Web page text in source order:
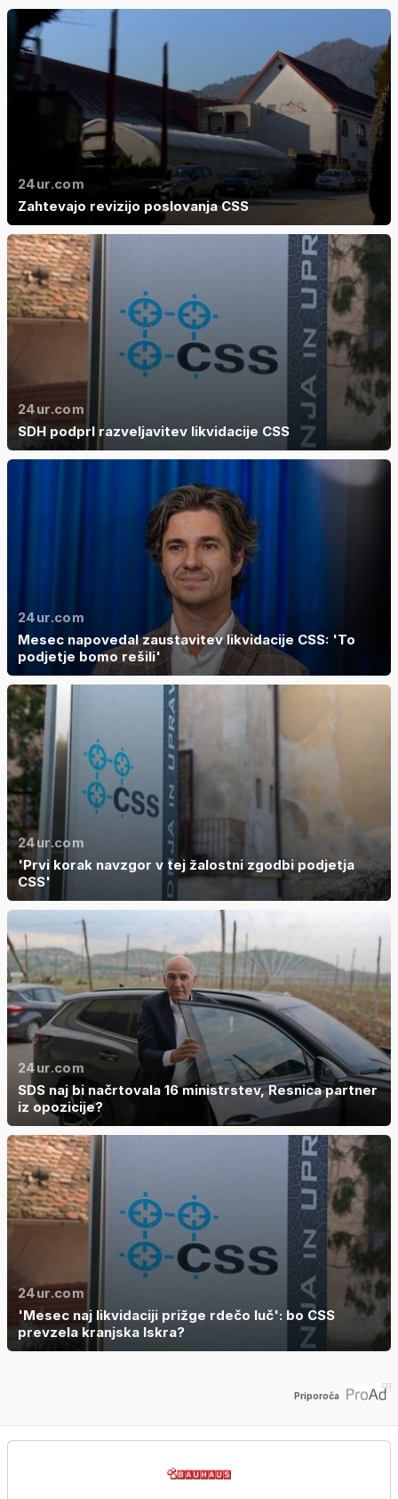
24ur.com
Zahtevajo revizijo poslovanja CSS
24ur.com
SDH podprl razveljavitev likvidacije CSS
24ur.com
Mesec napovedal zaustavitev likvidacije CSS: 'To
podjetje bomo rešili'
24ur.com
'Prvi korak navzgor v tej žalostni zgodbi podjetja
CSS'
24ur.com
SDS naj bi načrtovala 16 ministrstev, Resnica partner
iz opozicije?
24ur.com
'Mesec naj likvidaciji prižge rdečo luč': bo CSS
prevzela kranjska Iskra?
Priporoča